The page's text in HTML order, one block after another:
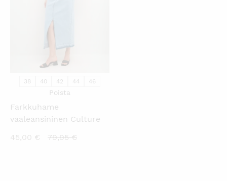
38 40 42 44 46
Poista
Farkkuhame
vaaleansininen Culture
45,00 €
Nykyinen
79,95€Alkuperäinen